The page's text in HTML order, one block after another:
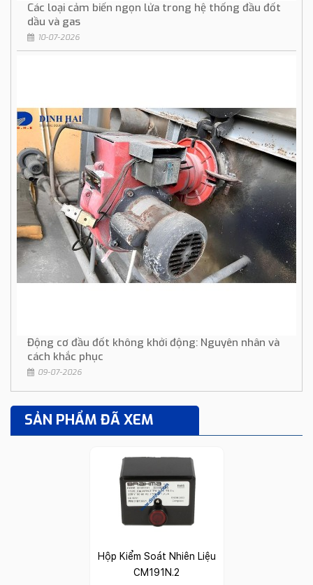
Các loại cảm biến ngọn lửa trong hệ thống đầu đốt
dầu và gas
10-07-2026
Động cơ đầu đốt không khởi động: Nguyên nhân và
cách khắc phục
09-07-2026
SẢN PHẨM ĐÃ XEM
Hộp Kiểm Soát Nhiên Liệu
CM191N.2